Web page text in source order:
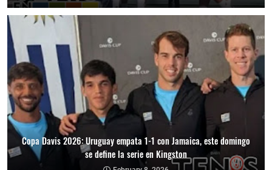
Copa Davis 2026: Uruguay empata 1-1 con Jamaica, este domingo
se define la serie en Kingston